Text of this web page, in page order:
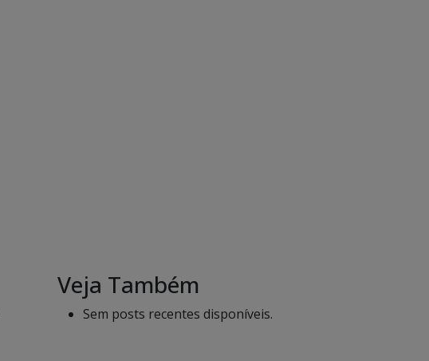
Veja Também
Sem posts recentes disponíveis.